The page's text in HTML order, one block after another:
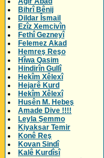
Bihrî Bênij
Dildar Îsmail
Ezîz Xemcivîn
Fethî Gezneyî
Felemez Akad
Hemreş Reşo
Hîwa Qasim
Hindirîn Gullî
Hekîm Xêlexî
Hejarê Kurd
Hekîm Xêlexî
Husên M. Hebeş
Amade Dive !!!!
Leyla Şemmo
Kiyaksar Temir
Konê Reş
Kovan Sindî
Kalê Kurdîsî